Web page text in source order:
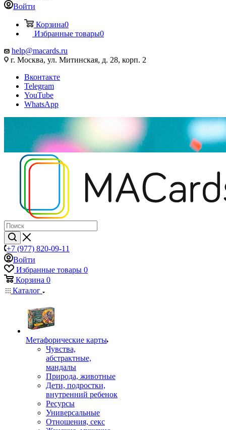
Войти
Корзина0
Избранные товары0
help@macards.ru
г. Москва, ул. Митинская, д. 28, корп. 2
Вконтакте
Telegram
YouTube
WhatsApp
+7 (977) 820-09-11
Войти
Избранные товары 0
Корзина 0
Каталог
Mетафорические карты
Чувства,
абстрактные,
мандалы
Природа, животные
Дети, подростки,
внутренний ребенок
Ресурсы
Универсальные
Отношения, секс